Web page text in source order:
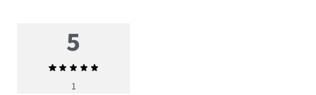
5
Evaluarea
medie
1